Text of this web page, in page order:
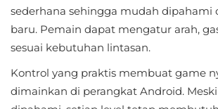
Personalization
Photography
Productivity
sederhana sehingga mudah dipahami
baru. Pemain dapat mengatur arah,
sesuai kebutuhan lintasan.
Kontrol yang praktis membuat game
dimainkan di perangkat Android.